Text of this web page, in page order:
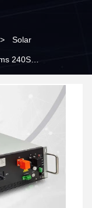
> Solar
240S